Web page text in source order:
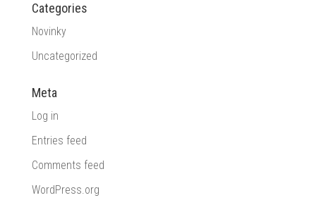
Categories
Novinky
Uncategorized
Meta
Log in
Entries feed
Comments feed
WordPress.org